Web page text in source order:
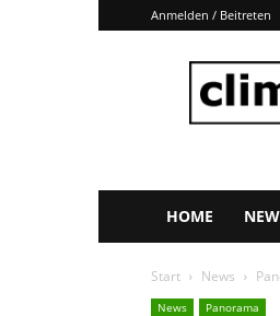
Anmelden / Beitreten
HOME
Start News
News Panorama